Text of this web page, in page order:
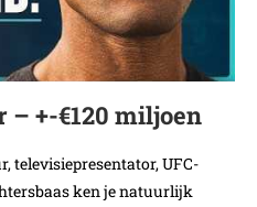
– +-€120 miljoen
televisiepresentator, UFC-
ken je natuurlijk